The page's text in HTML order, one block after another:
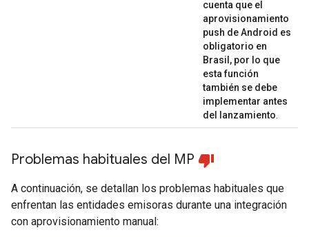
cuenta que el
aprovisionamiento
push de Android es
obligatorio en
Brasil, por lo que
esta función
también se debe
implementar antes
del lanzamiento.
Problemas habituales del MP
A continuación, se detallan los problemas habituales que
enfrentan las entidades emisoras durante una integración
con aprovisionamiento manual: